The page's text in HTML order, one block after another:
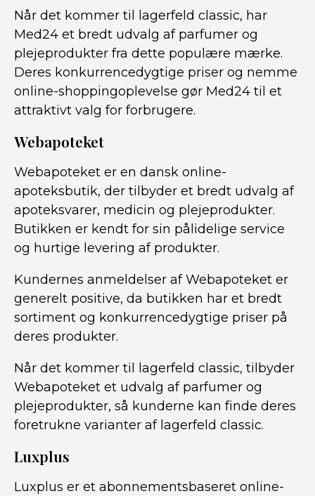
Når det kommer til lagerfeld classic, har
Med24 et bredt udvalg af parfumer og
plejeprodukter fra dette populære mærke.
Deres konkurrencedygtige priser og nemme
online-shoppingoplevelse gør Med24 til et
attraktivt valg for forbrugere.
Webapoteket
Webapoteket er en dansk online-
apoteksbutik, der tilbyder et bredt udvalg af
apoteksvarer, medicin og plejeprodukter.
Butikken er kendt for sin pålidelige service
og hurtige levering af produkter.
Kundernes anmeldelser af Webapoteket er
generelt positive, da butikken har et bredt
sortiment og konkurrencedygtige priser på
deres produkter.
Når det kommer til lagerfeld classic, tilbyder
Webapoteket et udvalg af parfumer og
plejeprodukter, så kunderne kan finde deres
foretrukne varianter af lagerfeld classic.
Luxplus
Luxplus er et abonnementsbaseret online-